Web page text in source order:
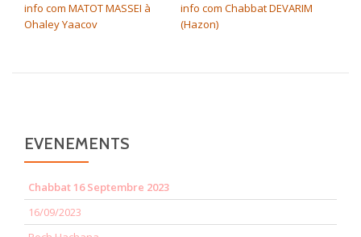
info com MATOT MASSEI à
Ohaley Yaacov
info com Chabbat DEVARIM
(Hazon)
EVENEMENTS
Chabbat 16 Septembre 2023
16/09/2023